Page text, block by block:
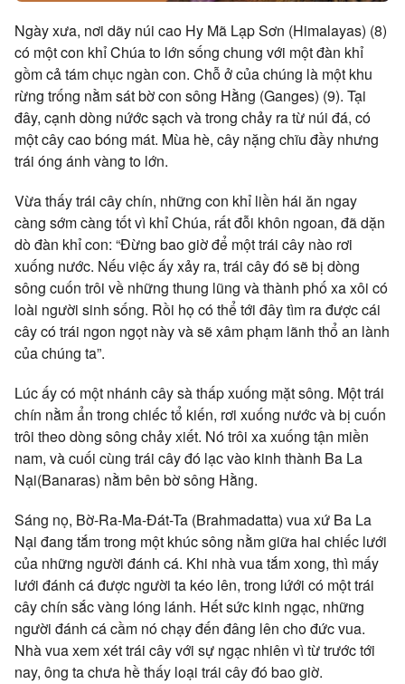
Ngày xưa, nơi dãy núi cao Hy Mã Lạp Sơn (Himalayas) (8)
có một con khỉ Chúa to lớn sống chung với một đàn khỉ
gồm cả tám chục ngàn con. Chỗ ở của chúng là một khu
rừng trống nằm sát bờ con sông Hằng (Ganges) (9). Tại
đây, cạnh dòng nứớc sạch và trong chảy ra từ núi đá, có
một cây cao bóng mát. Mùa hè, cây nặng chĩu đầy nhưng
trái óng ánh vàng to lớn.
Vừa thấy trái cây chín, những con khỉ liền hái ăn ngay
càng sớm càng tốt vì khỉ Chúa, rất đỗi khôn ngoan, đã dặn
dò đàn khỉ con: “Ðừng bao giờ để một trái cây nào rơi
xuống nước. Nếu việc ấy xảy ra, trái cây đó sẽ bị dòng
sông cuốn trôi về những thung lũng và thành phố xa xôi có
loài người sinh sống. Rồi họ có thể tới đây tìm ra được cái
cây có trái ngon ngọt này và sẽ xâm phạm lãnh thổ an lành
của chúng ta”.
Lúc ấy có một nhánh cây sà thấp xuống mặt sông. Một trái
chín nằm ẩn trong chiếc tổ kiến, rơi xuống nước và bị cuốn
trôi theo dòng sông chảy xiết. Nó trôi xa xuống tận miền
nam, và cuối cùng trái cây đó lạc vào kinh thành Ba La
Nại(Banaras) nằm bên bờ sông Hằng.
Sáng nọ, Bờ-Ra-Ma-Ðát-Ta (Brahmadatta) vua xứ Ba La
Nại đang tắm trong một khúc sông nằm giữa hai chiếc lưới
của những người đánh cá. Khi nhà vua tắm xong, thì mấy
lưới đánh cá được người ta kéo lên, trong lứới có một trái
cây chín sắc vàng lóng lánh. Hết sức kinh ngạc, những
người đánh cá cầm nó chạy đến đâng lên cho đức vua.
Nhà vua xem xét trái cây với sự ngạc nhiên vì từ trước tới
nay, ông ta chưa hề thấy loại trái cây đó bao giờ.